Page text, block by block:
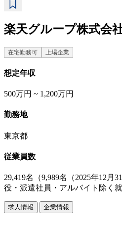
楽天グループ株式会
在宅勤務可 上場企業
想定年収
500万円 ~ 1,200万円
勤務地
東京都
従業員数
29,419名（9,989名（2025年12月
役・派遣社員・アルバイト除く
求人情報 企業情報